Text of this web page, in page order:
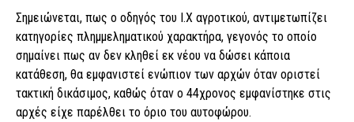
Σημειώνεται, πως ο οδηγός του Ι.Χ αγροτικού, αντιμετωπίζει
κατηγορίες πλημμεληματικού χαρακτήρα, γεγονός το οποίο
σημαίνει πως αν δεν κληθεί εκ νέου να δώσει κάποια
κατάθεση, θα εμφανιστεί ενώπιον των αρχών όταν οριστεί
τακτική δικάσιμος, καθώς όταν ο 44χρονος εμφανίστηκε στις
αρχές είχε παρέλθει το όριο του αυτοφώρου.